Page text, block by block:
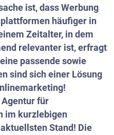
ist, dass Werbung
häufiger in
Zeitalter, in dem
relevanter ist, erfragt
passende sowie
sind sich einer Lösung
für
im kurzlebigen
Stand! Die